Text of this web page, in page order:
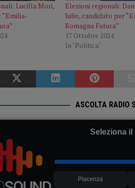
Lucilla Mori,
“Emilia-
Elezioni regionali:
Iulio, candidato per
Romagna Futura”
17 Ottobre 2024
In "Politica"
ASCOLTA RADIO
Seleziona il
Piacenza